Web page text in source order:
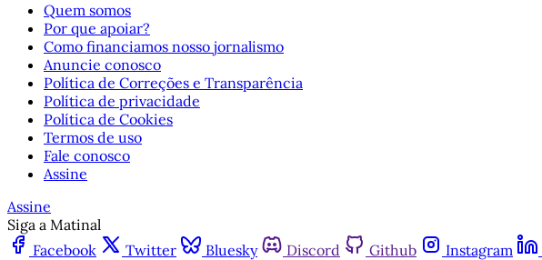
Quem somos
Por que apoiar?
Como financiamos nosso jornalismo
Anuncie conosco
Política de Correções e Transparência
Política de privacidade
Política de Cookies
Termos de uso
Fale conosco
Assine
Assine
Siga a Matinal
Facebook
Twitter Bluesky Discord Github Instagram